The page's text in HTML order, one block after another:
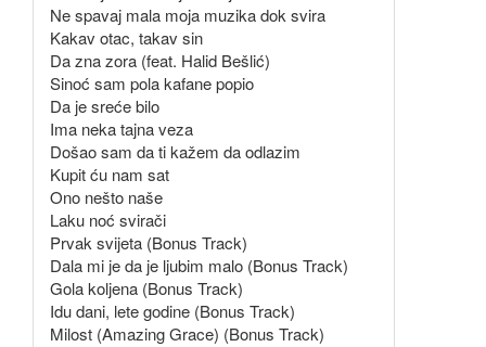
Ne spavaj mala moja muzika dok svira
Kakav otac, takav sin
Da zna zora (feat. Halid Bešlić)
Sinoć sam pola kafane popio
Da je sreće bilo
Ima neka tajna veza
Došao sam da ti kažem da odlazim
Kupit ću nam sat
Ono nešto naše
Laku noć svirači
Prvak svijeta (Bonus Track)
Dala mi je da je ljubim malo (Bonus Track)
Gola koljena (Bonus Track)
Idu dani, lete godine (Bonus Track)
Milost (Amazing Grace) (Bonus Track)